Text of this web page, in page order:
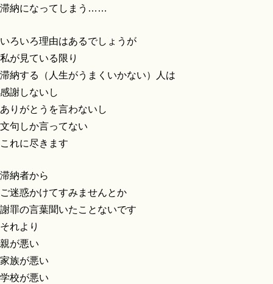
滞納になってしまう……
いろいろ理由はあるでしょうが
私が見ている限り
滞納する（人生がうまくいかない）人は
感謝しないし
ありがとうを言わないし
文句しか言ってない
これに尽きます
滞納者から
ご迷惑かけてすみませんとか
謝罪の言葉聞いたことないです
それより
親が悪い
家族が悪い
学校が悪い